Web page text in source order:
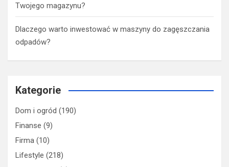
Twojego magazynu?
Dlaczego warto inwestować w maszyny do zagęszczania
odpadów?
Kategorie
Dom i ogród (190)
Finanse (9)
Firma (10)
Lifestyle (218)